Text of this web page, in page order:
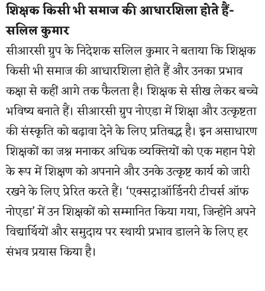
शिक्षक किसी भी समाज की आधारशिला होते हैं-
सलिल कुमार
सीआरसी ग्रुप के निदेशक सलिल कुमार ने बताया कि शिक्षक
किसी भी समाज की आधारशिला होते हैं और उनका प्रभाव
कक्षा से कहीं आगे तक फैलता है। शिक्षक से सीख लेकर बच्चे
भविष्य बनाते हैं। सीआरसी ग्रुप नोएडा में शिक्षा और उत्कृष्टता
की संस्कृति को बढ़ावा देने के लिए प्रतिबद्ध है। इन असाधारण
शिक्षकों का जश्न मनाकर अधिक व्यक्तियों को एक महान पेशे
के रूप में शिक्षण को अपनाने और उनके उत्कृष्ट कार्य को जारी
रखने के लिए प्रेरित करते हैं। ‘एक्सट्राऑर्डिनरी टीचर्स ऑफ
नोएडा’ में उन शिक्षकों को सम्मानित किया गया, जिन्होंने अपने
विद्यार्थियों और समुदाय पर स्थायी प्रभाव डालने के लिए हर
संभव प्रयास किया है।